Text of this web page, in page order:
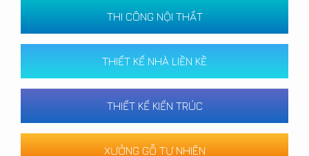
THI CÔNG NỘI THẤT
THIẾT KẾ NHÀ LIỀN KỀ
THIẾT KẾ KIẾN TRÚC
XƯỞNG GỖ TỰ NHIÊN